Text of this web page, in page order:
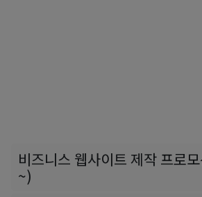
비즈니스 웹사이트 제작 프로
~)